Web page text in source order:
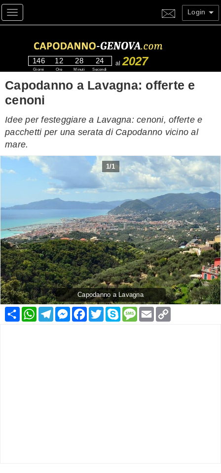
Toggle navigation Login
146
Giorni
12
Ore
28
Minuti
23
Secondi
al 2027
Capodanno a Lavagna: offerte e
cenoni
Idee per festeggiare a Lavagna: cenoni, offerte e
pacchetti per una serata di Capodanno vicino al
mare.
1/1
Capodanno a Lavagna
Condividi
WhatsApp
Telegram
Messenger
Facebook
TwitterSkypeMessage
Email